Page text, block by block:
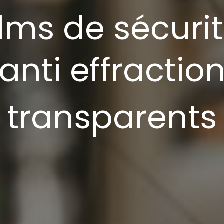
de
transparents